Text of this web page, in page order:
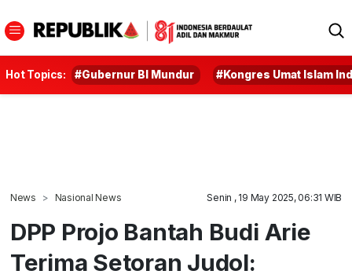
Hot Topics: #Gubernur BI Mundur #Kongres Umat Islam
News Nasional News Senin , 19 May 2025, 06:31 WIB
DPP Projo Bantah Budi Arie
Terima Setoran Judol: